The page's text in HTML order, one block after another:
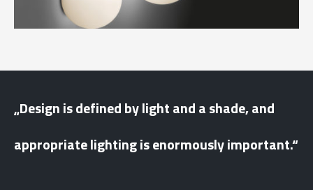
„Design is defined by light and a shade, and
appropriate lighting is enormously important.“